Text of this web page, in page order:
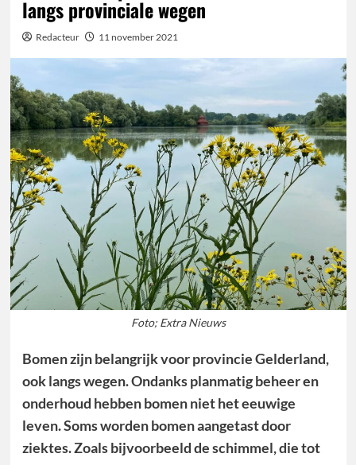
langs provinciale wegen
Redacteur 11 november 2021
Foto; Extra Nieuws
Bomen zijn belangrijk voor provincie Gelderland,
ook langs wegen. Ondanks planmatig beheer en
onderhoud hebben bomen niet het eeuwige
leven. Soms worden bomen aangetast door
ziektes. Zoals bijvoorbeeld de schimmel, die tot